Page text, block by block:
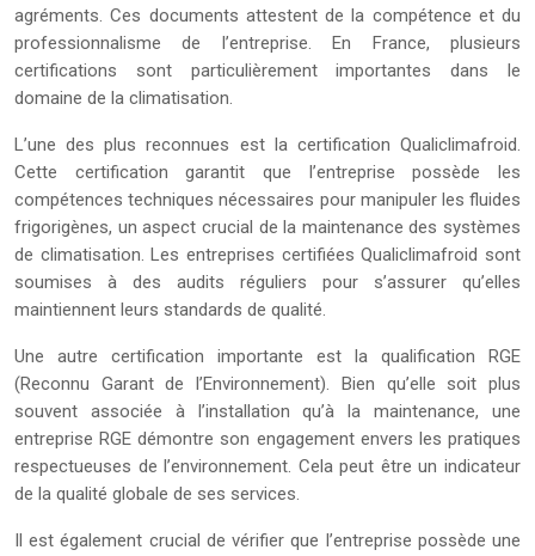
agréments. Ces documents attestent de la compétence et du
professionnalisme de l’entreprise. En France, plusieurs
certifications sont particulièrement importantes dans le
domaine de la climatisation.
L’une des plus reconnues est la certification Qualiclimafroid.
Cette certification garantit que l’entreprise possède les
compétences techniques nécessaires pour manipuler les fluides
frigorigènes, un aspect crucial de la maintenance des systèmes
de climatisation. Les entreprises certifiées Qualiclimafroid sont
soumises à des audits réguliers pour s’assurer qu’elles
maintiennent leurs standards de qualité.
Une autre certification importante est la qualification RGE
(Reconnu Garant de l’Environnement). Bien qu’elle soit plus
souvent associée à l’installation qu’à la maintenance, une
entreprise RGE démontre son engagement envers les pratiques
respectueuses de l’environnement. Cela peut être un indicateur
de la qualité globale de ses services.
Il est également crucial de vérifier que l’entreprise possède une